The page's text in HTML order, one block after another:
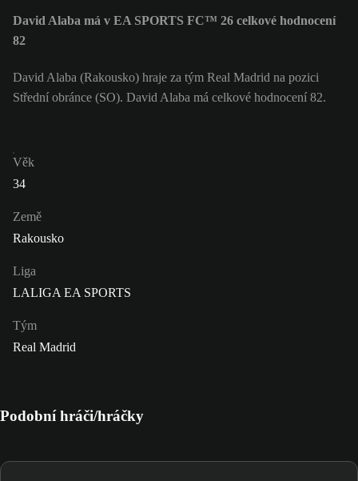
David Alaba má v EA SPORTS FC™ 26 celkové hodnocení
82
David Alaba (Rakousko) hraje za tým Real Madrid na pozici
Střední obránce (SO). David Alaba má celkové hodnocení 82.
Věk
34
Země
Rakousko
Liga
LALIGA EA SPORTS
Tým
Real Madrid
Podobní hráči/hráčky